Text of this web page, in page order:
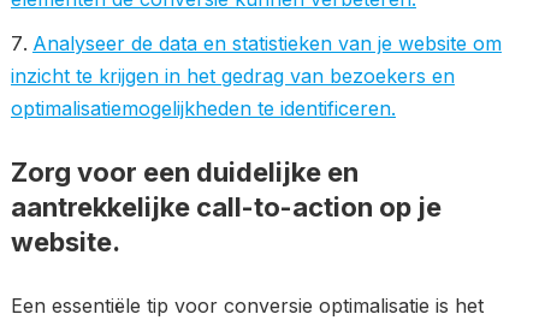
Analyseer de data en statistieken van je website om
inzicht te krijgen in het gedrag van bezoekers en
optimalisatiemogelijkheden te identificeren.
Zorg voor een duidelijke en
aantrekkelijke call-to-action op je
website.
Een essentiële tip voor conversie optimalisatie is het